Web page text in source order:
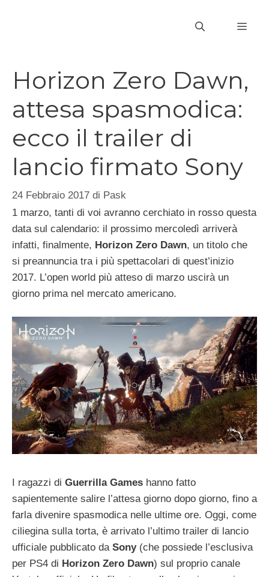
Horizon Zero Dawn,
attesa spasmodica:
ecco il trailer di
lancio firmato Sony
24 Febbraio 2017 di Pask
1 marzo, tanti di voi avranno cerchiato in rosso questa
data sul calendario: il prossimo mercoledì arriverà
infatti, finalmente, Horizon Zero Dawn, un titolo che
si preannuncia tra i più spettacolari di quest’inizio
2017. L’open world più atteso di marzo uscirà un
giorno prima nel mercato americano.
I ragazzi di Guerrilla Games hanno fatto
sapientemente salire l’attesa giorno dopo giorno, fino a
farla divenire spasmodica nelle ultime ore. Oggi, come
ciliegina sulla torta, è arrivato l’ultimo trailer di lancio
ufficiale pubblicato da Sony(che possiede l’esclusiva
per PS4 di Horizon Zero Dawn) sul proprio canale